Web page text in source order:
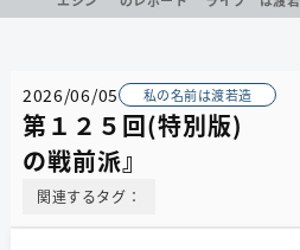
2026/06/05 私の名前は渡若造
第１２５回(特別版)
の戦前派』
関連するタグ：